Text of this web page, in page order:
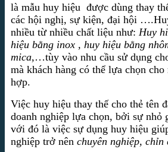
là mẫu huy hiệu được dùng thay
các hội nghị, sự kiện, đại hội
nhiều từ nhiều chất liệu như: Huy
hiệu bằng inox , huy hiệu bằng
mica,…tùy vào nhu cầu sử dụng
mà khách hàng có thể lựa chọn
hợp.
Việc huy hiệu thay thế cho thẻ tên
doanh nghiệp lựa chọn, bởi sự nhỏ
với đó là việc sự dụng huy hiệu
nghiệp trở nên chuyên nghiệp, chỉn